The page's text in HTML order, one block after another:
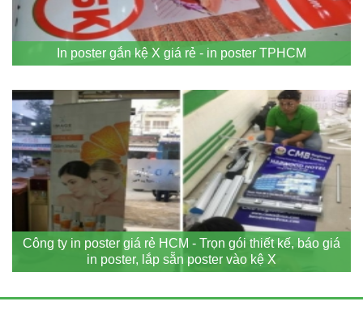
In poster gắn kệ X giá rẻ - in poster TPHCM
Công ty in poster giá rẻ HCM - Trọn gói thiết kế, báo giá
in poster, lắp sẵn poster vào kệ X